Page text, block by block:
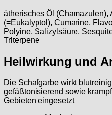
ätherisches Öl (Chamazulen),
(=Eukalyptol), Cumarine,
Polyine, Salizylsäure,
Triterpene
Heilwirkung und
Die Schafgarbe wirkt
gefäßtonisierend sowie
Gebieten eingesetzt: